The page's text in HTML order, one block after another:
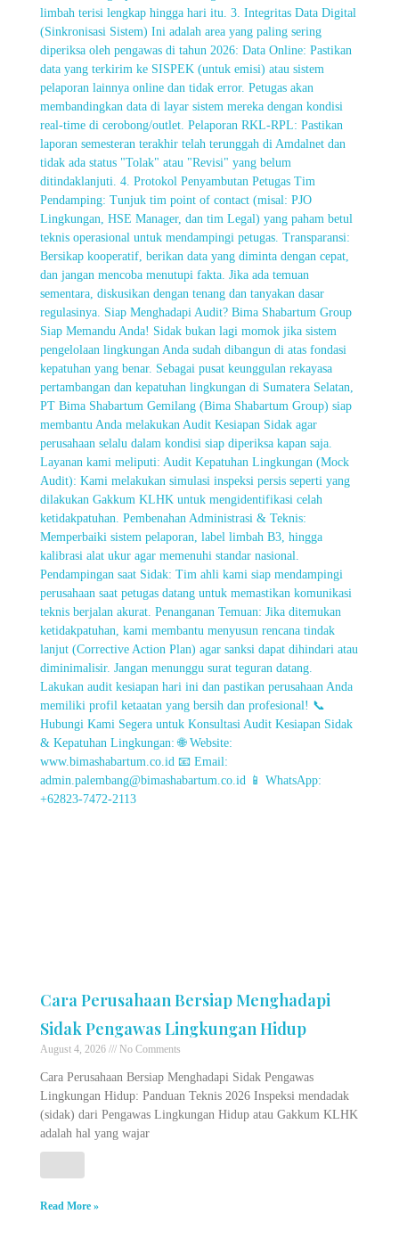
Cara Perusahaan Bersiap Menghadapi
Sidak Pengawas Lingkungan Hidup
August 4, 2026 No Comments
Cara Perusahaan Bersiap Menghadapi Sidak Pengawas
Lingkungan Hidup: Panduan Teknis 2026 Inspeksi mendadak
(sidak) dari Pengawas Lingkungan Hidup atau Gakkum KLHK
adalah hal yang wajar
Read More »